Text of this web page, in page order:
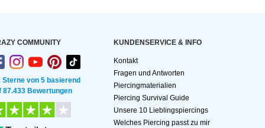
COMMUNITY
Sterne von 5 basierend
87.433 Bewertungen
KUNDEN­SERVICE & INFO
Kontakt
Fragen und Antworten
Piercingmaterialien
Piercing Survival Guide
Unsere 10 Lieblingspiercings
Welches Piercing passt zu mir